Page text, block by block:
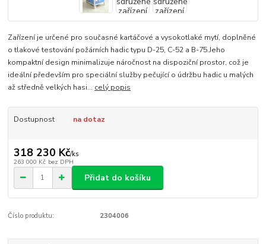
Zařízení je určené pro současné kartáčové a vysokotlaké mytí, doplněné
o tlakové testování požárních hadic typu D-25, C-52 a B-75.Jeho
kompaktní design minimalizuje náročnost na dispoziční prostor, což je
ideální především pro speciální služby pečující o údržbu hadic u malých
až středně velkých hasi... celý popis
Dostupnost na dotaz
318 230 Kč/ks
263 000 Kč bez DPH
Přidat do košíku
Číslo produktu: 2304006